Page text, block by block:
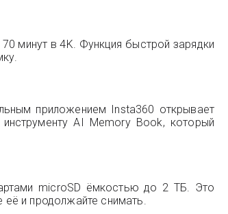
минут в 4K. Функция быстрой зарядки
приложением Insta360 открывает
AI Memory Book, который
microSD ёмкостью до 2 ТБ. Это
её и продолжайте снимать.